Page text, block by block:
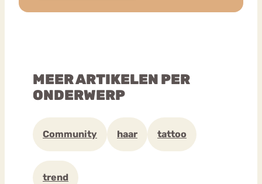
MEER ARTIKELEN PER
ONDERWERP
Community haar tattoo
trend